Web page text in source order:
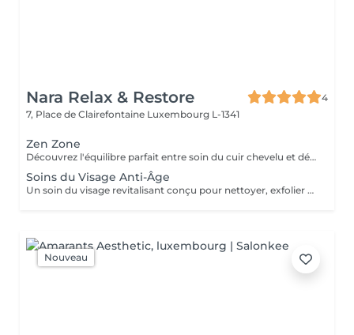
Nara Relax & Restore
4
7, Place de Clairefontaine Luxembourg L-1341
Zen Zone
Découvrez l'équilibre parfait entre soin du cuir chevelu et détente du haut du corps. Ce rituel bien-être associe un Head Spa de 60 minutes à un Massage Dos & Épaules Office Syndrome de 30 minutes pour relâcher les tensions, apaiser l'esprit et procurer une profonde sensation de bien-être. Comprend : Head Spa 60 min Massage Dos & Épaules Office Syndrome 30 min
Soins du Visage Anti-Âge
Un soin du visage revitalisant conçu pour nettoyer, exfolier et nourrir la peau tout en favorisant un teint frais et éclatant. Associant des produits de soin soigneusement sélectionnés à des techniques de massage relaxantes du visage, ce traitement laisse la peau douce, rafraîchie et parfaitement soignée.
Nouveau